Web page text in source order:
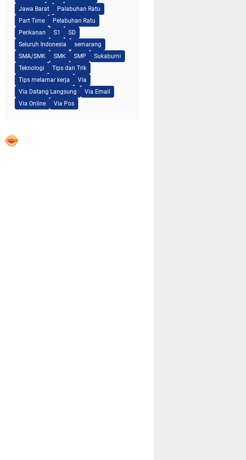
Jawa Barat
Palabuhan Ratu
Part Time
Pelabuhan Ratu
Perikanan
S1
SD
Seluruh Indonesia
semarang
SMA/SMK
SMK SMP
Sukabumi
Teknologi
Tips dan Trik
Tips melamar kerja
Via
Via Datang Langsung
Via Email
Via Online
Via Pos